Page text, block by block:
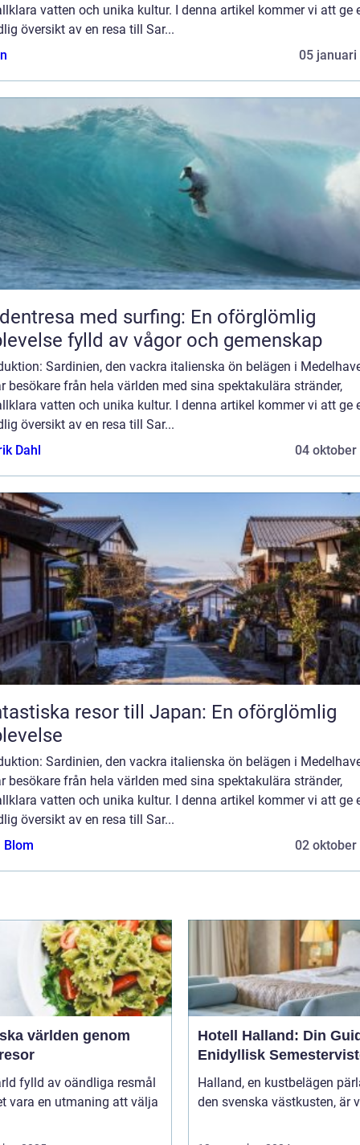
vatten och unika kultur. I denna artikel kommer vi att ge
översikt av en resa till Sar...
05 januari
med surfing: En oförglömlig
fylld av vågor och gemenskap
Sardinien, den vackra italienska ön belägen i
besökare från hela världen med sina spektakulära stränder,
vatten och unika kultur. I denna artikel kommer vi att ge
översikt av en resa till Sar...
Dahl
04 oktober
resor till Japan: En oförglömlig
Sardinien, den vackra italienska ön belägen i
besökare från hela världen med sina spektakulära stränder,
vatten och unika kultur. I denna artikel kommer vi att ge
översikt av en resa till Sar...
Blom
02 oktober
världen genom
fylld av oändliga resmål
vara en utmaning att välja
Hotell Halland: Din
Enidyllisk
Halland, en kustbelägen
den svenska västkusten, är